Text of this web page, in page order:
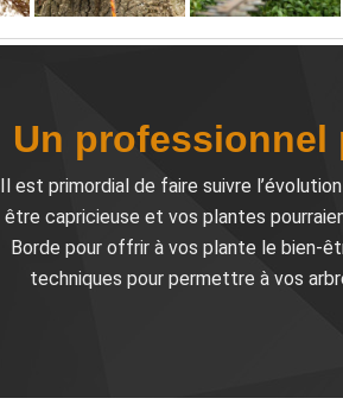
Un
Il est primordial de faire suivre
être capricieuse et vos plantes
Borde pour offrir à vos plante le bien-
techniques pour permettre à vos